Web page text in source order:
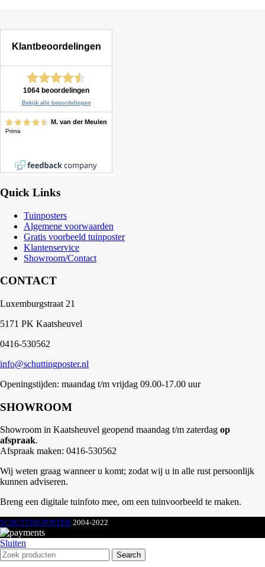
Quick Links
Tuinposters
Algemene voorwaarden
Gratis voorbeeld tuinposter
Klantenservice
Showroom/Contact
CONTACT
Luxemburgstraat 21
5171 PK Kaatsheuvel
0416-530562
info@schuttingposter.nl
Openingstijden: maandag t/m vrijdag 09.00-17.00 uur
SHOWROOM
Showroom in Kaatsheuvel geopend maandag t/m zaterdag op
afspraak.
Afspraak maken: 0416-530562
Wij weten graag wanneer u komt; zodat wij u in alle rust persoonlijk
kunnen adviseren.
Breng een digitale tuinfoto mee, om een tuinvoorbeeld te maken.
SCHUTTINGPOSTER 2004-2022
Sluiten
Search